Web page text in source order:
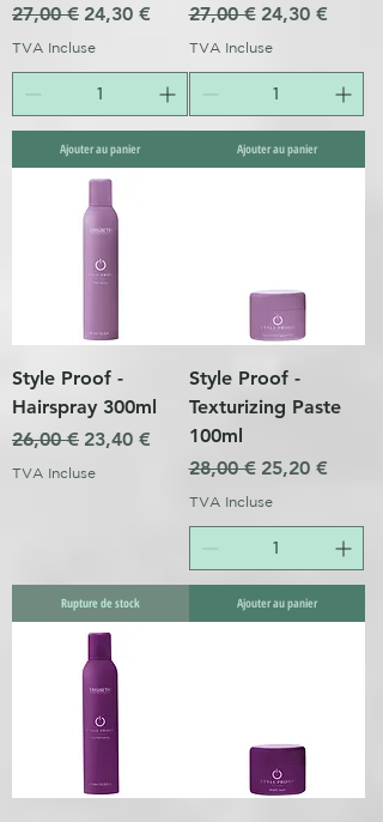
Prix original
27,00 € Prix promotionnel
24,30 €
TVA Incluse
Ajouter au panier
Prix original
27,00 € Prix
24,30 €
TVA Incluse
Ajouter au panier
Style Proof -
Hairspray 300ml
Prix original
26,00 € Prix promotionnel
23,40 €
TVA Incluse
Rupture de stock
Style Proof -
Texturizing Paste
100ml
Prix original
28,00 € Prix
25,20 €
TVA Incluse
Ajouter au panier